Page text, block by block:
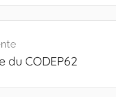
du CODEP62